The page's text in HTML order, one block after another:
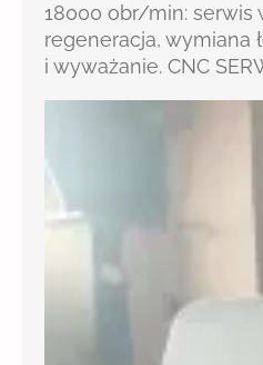
18000 obr/min: serwis
regeneracja, wymiana
i wyważanie. CNC